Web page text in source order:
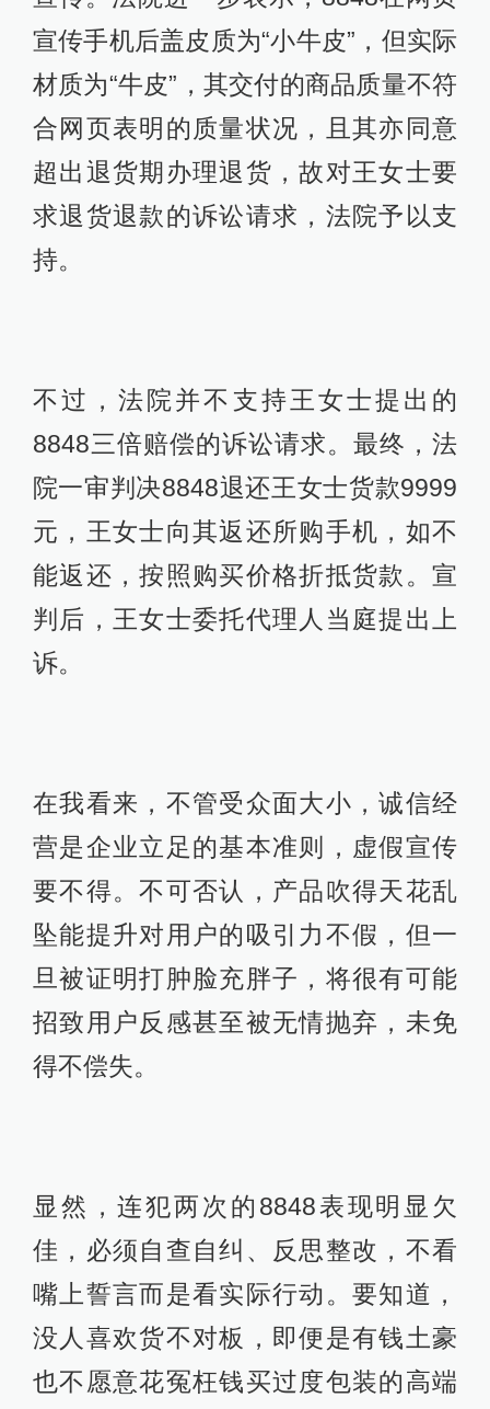
宣传手机后盖皮质为“小牛皮”，但实际
材质为“牛皮”，其交付的商品质量不符
合网页表明的质量状况，且其亦同意
超出退货期办理退货，故对王女士要
求退货退款的诉讼请求，法院予以支
持。
不过，法院并不支持王女士提出的
8848三倍赔偿的诉讼请求。最终，法
院一审判决8848退还王女士货款9999
元，王女士向其返还所购手机，如不
能返还，按照购买价格折抵货款。宣
判后，王女士委托代理人当庭提出上
诉。
在我看来，不管受众面大小，诚信经
营是企业立足的基本准则，虚假宣传
要不得。不可否认，产品吹得天花乱
坠能提升对用户的吸引力不假，但一
旦被证明打肿脸充胖子，将很有可能
招致用户反感甚至被无情抛弃，未免
得不偿失。
显然，连犯两次的8848表现明显欠
佳，必须自查自纠、反思整改，不看
嘴上誓言而是看实际行动。要知道，
没人喜欢货不对板，即便是有钱土豪
也不愿意花冤枉钱买过度包装的高端